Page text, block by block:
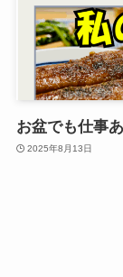
お盆でも仕事
2025年8月13日